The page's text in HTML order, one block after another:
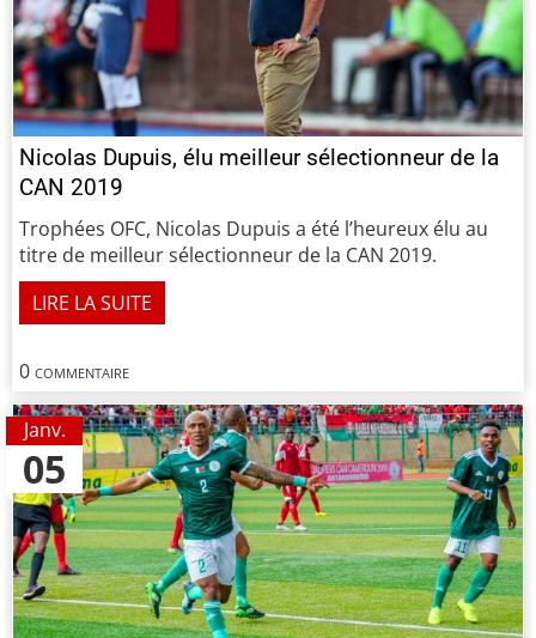
Nicolas Dupuis, élu meilleur sélectionneur de la
CAN 2019
0 commentaire
Trophées OFC, Nicolas Dupuis a été l’heureux élu au
titre de meilleur sélectionneur de la CAN 2019.
LIRE LA SUITE
05
Janv.